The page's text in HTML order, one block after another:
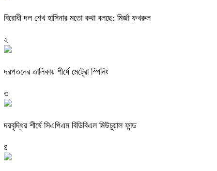
বিরোধী দল শেখ হাসিনার মতো কথা বলছে: মির্জা ফখরুল
২
দরপতনের তালিকায় শীর্ষে মেট্রো স্পিনিং
৩
দরবৃদ্ধির শীর্ষে সিএপিএম বিডিবিএল মিউচুয়াল ফান্ড
৪